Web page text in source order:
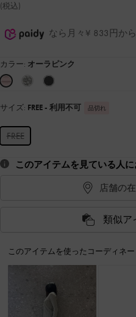
(税込)
なら月々¥ 833円か
カラー: オーラピンク
サイズ: FREE - 利用不可 品切れ
FREE
このアイテムを見ている人
店舗の
類似ア
このアイテムを使ったコーディネー